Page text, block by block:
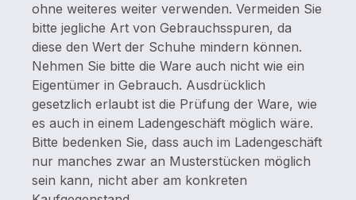
ohne weiteres weiter verwenden. Vermeiden Sie
bitte jegliche Art von Gebrauchsspuren, da
diese den Wert der Schuhe mindern können.
Nehmen Sie bitte die Ware auch nicht wie ein
Eigentümer in Gebrauch. Ausdrücklich
gesetzlich erlaubt ist die Prüfung der Ware, wie
es auch in einem Ladengeschäft möglich wäre.
Bitte bedenken Sie, dass auch im Ladengeschäft
nur manches zwar an Musterstücken möglich
sein kann, nicht aber am konkreten